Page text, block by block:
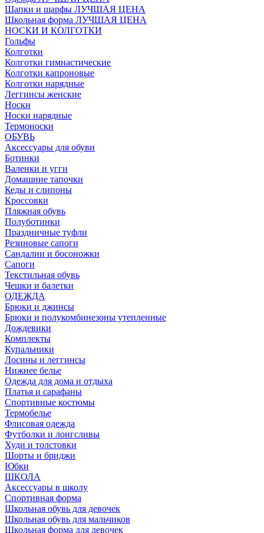
Шапки и шарфы ЛУЧШАЯ ЦЕНА
Школьная форма ЛУЧШАЯ ЦЕНА
НОСКИ И КОЛГОТКИ
Гольфы
Колготки
Колготки гимнастические
Колготки капроновые
Колготки нарядные
Леггинсы женские
Носки
Носки нарядные
Термоноски
ОБУВЬ
Аксессуары для обуви
Ботинки
Валенки и угги
Домашние тапочки
Кеды и слипоны
Кроссовки
Пляжная обувь
Полуботинки
Праздничные туфли
Резиновые сапоги
Сандалии и босоножки
Сапоги
Текстильная обувь
Чешки и балетки
ОДЕЖДА
Брюки и джинсы
Брюки и полукомбинезоны утепленные
Дождевики
Комплекты
Купальники
Лосины и леггинсы
Нижнее белье
Одежда для дома и отдыха
Платья и сарафаны
Спортивные костюмы
Термобелье
Флисовая одежда
Футболки и лонгсливы
Худи и толстовки
Шорты и бриджи
Юбки
ШКОЛА
Аксессуары в школу
Спортивная форма
Школьная обувь для девочек
Школьная обувь для мальчиков
Школьная форма для девочек